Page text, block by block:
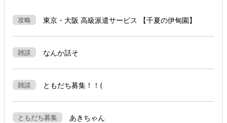
攻略 東京・大阪 高級派遣サービス 【千夏の伊甸園】
雑談 なんか話そ
雑談 ともだち募集！！(
ともだち募集 あきちゃん